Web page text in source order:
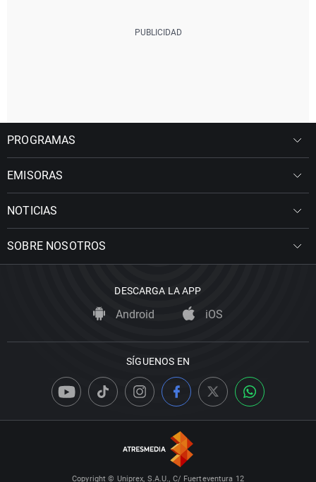
PROGRAMAS
EMISORAS
NOTICIAS
SOBRE NOSOTROS
DESCARGA LA APP
Android iOS
SÍGUENOS EN
Copyright © Uniprex, S.A.U., C/ Fuerteventura 12